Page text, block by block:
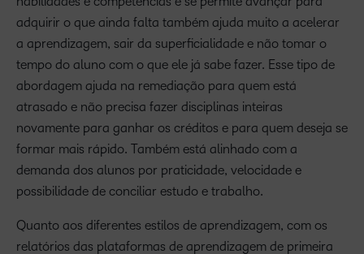
adquirir o que ainda falta também ajuda muito a acelerar
a aprendizagem, sair da superficialidade e não tomar o
tempo do aluno com o que ele já sabe fazer. Esse tipo de
abordagem ajuda na remediação para quem está
atrasado e não precisa fazer disciplinas inteiras
novamente para ganhar os créditos e para quem deseja se
formar mais rápido. Também está alinhado com a
demanda dos alunos por praticidade, velocidade e
possibilidade de conciliar estudo e trabalho.
Quanto aos diferentes estilos de aprendizagem, com os
relatórios das plataformas de aprendizagem de primeira